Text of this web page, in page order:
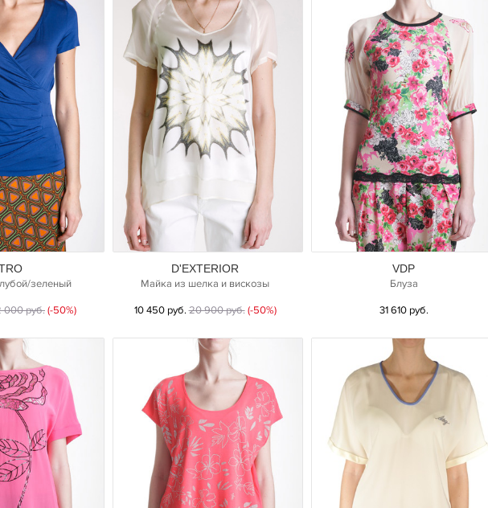
зеленый
000 руб.(-50%)
D'EXTERIOR
Майка из шелка и вискозы
10 450 руб.20 900 руб. (-50%)
VDP
Блуза
31 610 руб.